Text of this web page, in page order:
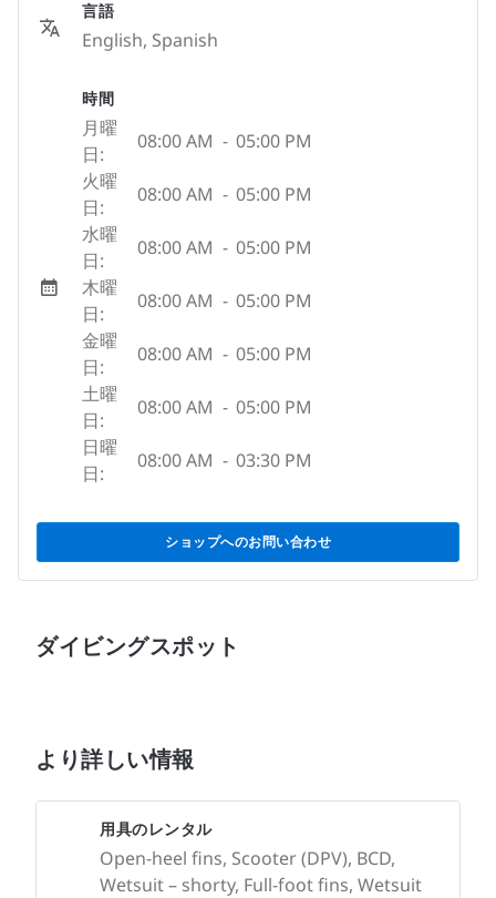
言語
English, Spanish
時間
月曜
日:
08:00 AM - 05:00 PM
火曜
日:
08:00 AM - 05:00 PM
水曜
日:
08:00 AM - 05:00 PM
木曜
日:
08:00 AM - 05:00 PM
金曜
日:
08:00 AM - 05:00 PM
土曜
日:
08:00 AM - 05:00 PM
日曜
日:
08:00 AM - 03:30 PM
ショップへのお問い合わせ
ダイビングスポット
より詳しい情報
用具のレンタル
Open-heel fins, Scooter (DPV), BCD,
Wetsuit – shorty, Full-foot fins, Wetsuit